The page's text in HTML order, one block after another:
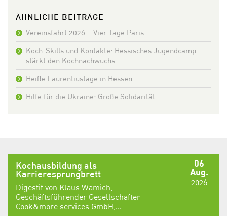
ÄHNLICHE BEITRÄGE
Vereinsfahrt 2026 – Vier Tage Paris
Koch-Skills und Kontakte: Hessisches Jugendcamp
stärkt den Kochnachwuchs
Heiße Laurentiustage in Hessen
Hilfe für die Ukraine: Große Solidarität
06
Aug.
2026
Kochausbildung als
Karrieresprungbrett
Digestif von Klaus Wamich,
Geschäftsführender Gesellschafter
Cook&more services GmbH,...